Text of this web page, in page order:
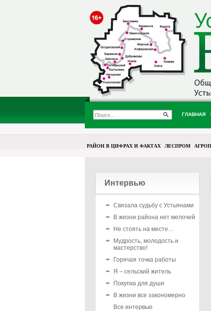
ГЛАВНАЯ
РАЙОН В ЦИФРАХ И ФАКТАХ ЛЕСПРОМ
Интервью
Связала судьбу с Устьянами
В жизни района нет мелочей
Не стоять на месте…
Мудрость, молодость и
мастерство!
Горячая точка работы
Я – сельский житель
Покупка для души
В жизни все закономерно
Все интервью